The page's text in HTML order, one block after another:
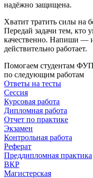
надёжно защищена.
Хватит тратить силы на
Передай задачи тем, кто
качественно. Напиши — и
действительно работает.
Помогаем студентам
по следующим работам
Ответы на тесты
Сессия
Курсовая работа
Дипломная работа
Отчет по практике
Экзамен
Контрольная работа
Реферат
Преддипломная практика
ВКР
Магистерская